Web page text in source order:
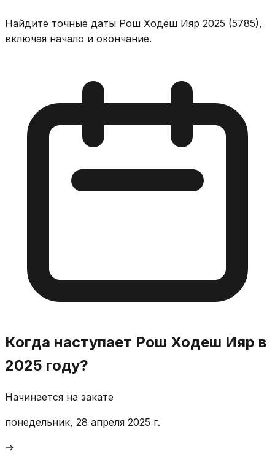
Найдите точные даты Рош Ходеш Ияр 2025 (5785),
включая начало и окончание.
Когда наступает Рош Ходеш Ияр в
2025 году?
Начинается на закате
понедельник, 28 апреля 2025 г.
→